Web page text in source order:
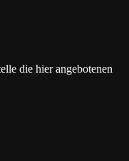
die hier angebotenen